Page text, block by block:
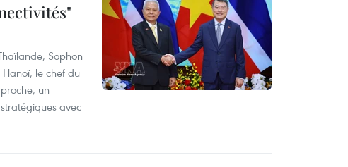
Sophon
le chef du
un
avec